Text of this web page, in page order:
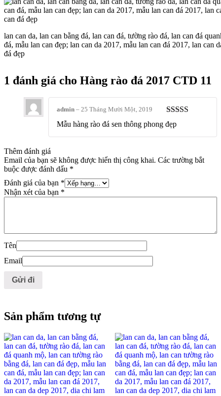
lan can da, lan can bằng đá, lan can đá, tường rào đá, lan can đá
đá, mẫu lan can đẹp; lan can da 2017, mẫu lan can đá 2017, lan
đá đẹp
1 đánh giá cho Hàng rào đá 2017 CTD 11
Được xếp
hạng
admin – 25 Tháng Mười Một, 2019
Mẫu hàng rào đá sen thông phong đẹp
Thêm đánh giá
Email của bạn sẽ không được hiển thị công khai. Các trường bắt
buộc được đánh dấu *
Đánh giá của bạn *
Nhận xét của bạn *
Tên
Email
Sản phẩm tương tự